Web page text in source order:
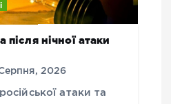
після нічної атаки
2026
атаки та